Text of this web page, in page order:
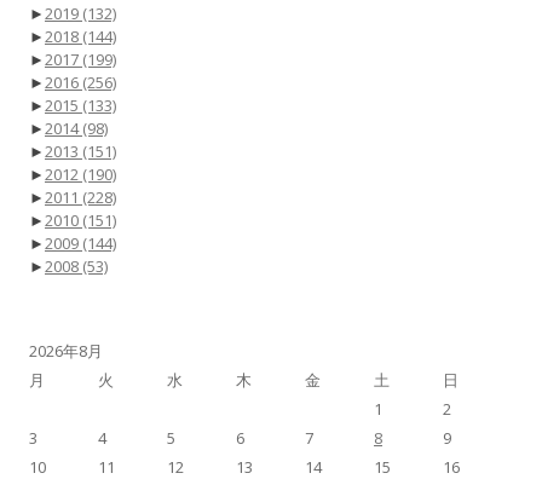
►2019 (132)
►2018 (144)
►2017 (199)
►2016 (256)
►2015 (133)
►2014(98)
►2013 (151)
►2012 (190)
►2011 (228)
►2010 (151)
►2009 (144)
►2008 (53)
2026年8月
月
火 水 木 金 土 日
1
2
3
4 5 6 7 8
9
10
11 12 13 14 15
16